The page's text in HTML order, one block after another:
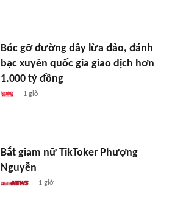
Bóc gỡ đường dây lừa đảo, đánh
bạc xuyên quốc gia giao dịch hơn
1.000 tỷ đồng
1 giờ
Bắt giam nữ TikToker Phượng
Nguyễn
1 giờ